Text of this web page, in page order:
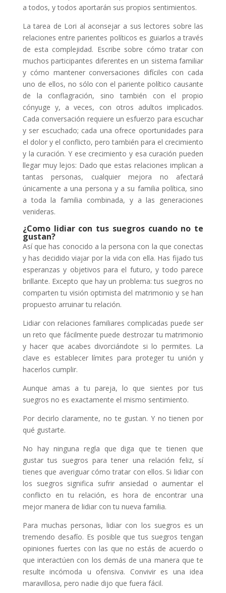
a todos, y todos aportarán sus propios sentimientos.
La tarea de Lori al aconsejar a sus lectores sobre las
relaciones entre parientes políticos es guiarlos a través
de esta complejidad. Escribe sobre cómo tratar con
muchos participantes diferentes en un sistema familiar
y cómo mantener conversaciones difíciles con cada
uno de ellos, no sólo con el pariente político causante
de la conflagración, sino también con el propio
cónyuge y, a veces, con otros adultos implicados.
Cada conversación requiere un esfuerzo para escuchar
y ser escuchado; cada una ofrece oportunidades para
el dolor y el conflicto, pero también para el crecimiento
y la curación. Y ese crecimiento y esa curación pueden
llegar muy lejos: Dado que estas relaciones implican a
tantas personas, cualquier mejora no afectará
únicamente a una persona y a su familia política, sino
a toda la familia combinada, y a las generaciones
venideras.
¿Como lidiar con tus suegros cuando no te
gustan?
Así que has conocido a la persona con la que conectas
y has decidido viajar por la vida con ella. Has fijado tus
esperanzas y objetivos para el futuro, y todo parece
brillante. Excepto que hay un problema: tus suegros no
comparten tu visión optimista del matrimonio y se han
propuesto arruinar tu relación.
Lidiar con relaciones familiares complicadas puede ser
un reto que fácilmente puede destrozar tu matrimonio
y hacer que acabes divorciándote si lo permites. La
clave es establecer límites para proteger tu unión y
hacerlos cumplir.
Aunque amas a tu pareja, lo que sientes por tus
suegros no es exactamente el mismo sentimiento.
Por decirlo claramente, no te gustan. Y no tienen por
qué gustarte.
No hay ninguna regla que diga que te tienen que
gustar tus suegros para tener una relación feliz, sí
tienes que averiguar cómo tratar con ellos. Si lidiar con
los suegros significa sufrir ansiedad o aumentar el
conflicto en tu relación, es hora de encontrar una
mejor manera de lidiar con tu nueva familia.
Para muchas personas, lidiar con los suegros es un
tremendo desafío. Es posible que tus suegros tengan
opiniones fuertes con las que no estás de acuerdo o
que interactúen con los demás de una manera que te
resulte incómoda u ofensiva. Convivir es una idea
maravillosa, pero nadie dijo que fuera fácil.